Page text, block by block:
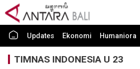
Updates Ekonomi Humaniora
TIMNAS INDONESIA U 23